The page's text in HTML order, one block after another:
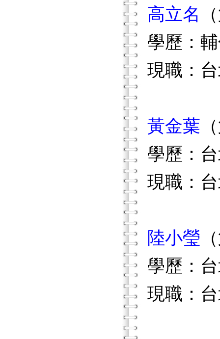
高立名
學歷：
現職：
黃金葉
學歷：
現職：
陸小瑩
學歷：
現職：